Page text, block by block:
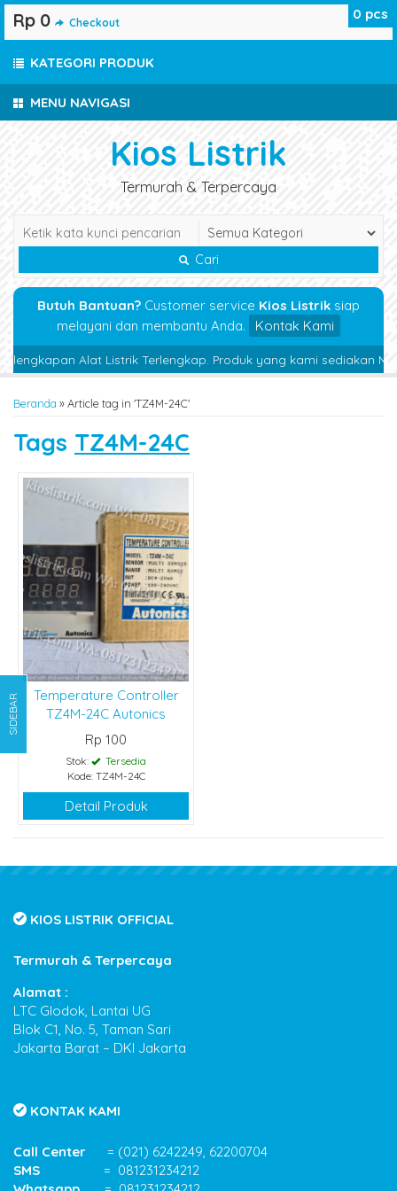
MENU NAVIGASI
Kios Listrik
Termurah & Terpercaya
Cari
Butuh Bantuan? Customer service Kios Listrik siap
melayani dan membantu Anda.
Kontak Kami
Alat Listrik Terlengkap. Produk yang kami sediakan
Beranda »Article tag in 'TZ4M-24C'
Tags TZ4M-24C
Temperature Controller
TZ4M-24C Autonics
Rp 100
Stok:
Tersedia
Kode: TZ4M-24C
Detail Produk
0 pcs
Rp 0 Checkout
KATEGORI PRODUK
SIDEBAR
KIOS LISTRIK OFFICIAL
Termurah & Terpercaya
Alamat :
LTC Glodok, Lantai UG
Blok C1, No. 5, Taman Sari
Jakarta Barat – DKI Jakarta
KONTAK KAMI
Call Center = (021) 6242249, 62200704
SMS = 081231234212